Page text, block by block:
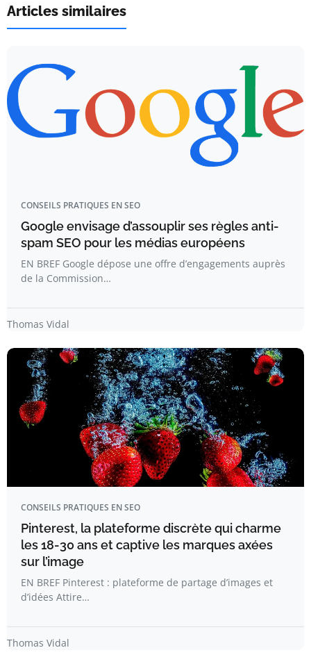
Articles similaires
CONSEILS PRATIQUES EN SEO
Google envisage d’assouplir ses règles anti-
spam SEO pour les médias européens
EN BREF Google dépose une offre d’engagements auprès
de la Commission…
Thomas Vidal
CONSEILS PRATIQUES EN SEO
Pinterest, la plateforme discrète qui charme
les 18-30 ans et captive les marques axées
sur l’image
EN BREF Pinterest : plateforme de partage d’images et
d’idées Attire…
Thomas Vidal